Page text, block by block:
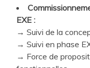
EXE :
→ Suivi de la
→ Suivi en phase
→ Force de